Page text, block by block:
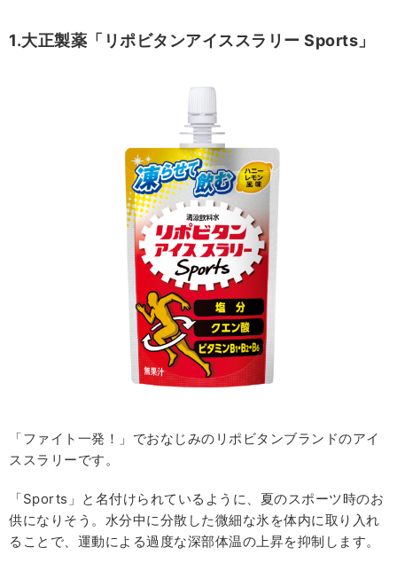
1.大正製薬「リポビタンアイススラリー Sports」
「ファイト一発！」でおなじみのリポビタンブランドのアイ
ススラリーです。
「Sports」と名付けられているように、夏のスポーツ時のお
供になりそう。水分中に分散した微細な氷を体内に取り入れ
ることで、運動による過度な深部体温の上昇を抑制します。